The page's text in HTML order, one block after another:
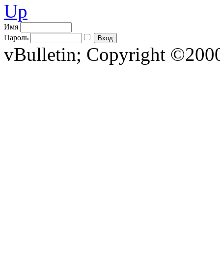
Up
Имя
Пароль
vBulletin; Copyright